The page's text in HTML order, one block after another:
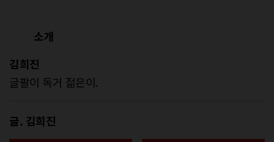
소개
김희진
글팔이 독거 젊은이.
글. 김희진